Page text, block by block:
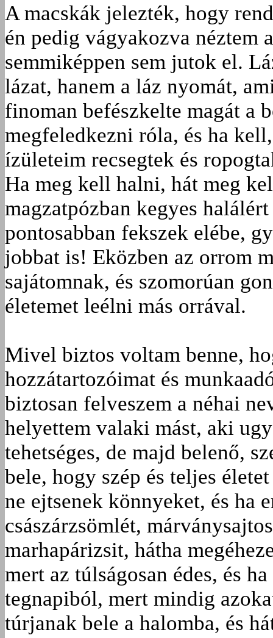
A macskák jelezték, hogy
én pedig vágyakozva néztem
semmiképpen sem jutok el.
lázat, hanem a láz nyomát,
finoman befészkelte magát a
megfeledkezni róla, és ha
ízületeim recsegtek és
Ha meg kell halni, hát meg
magzatpózban kegyes
pontosabban fekszek elébe,
jobbat is! Eközben az orrom
sajátomnak, és szomorúan
életemet leélni más orrával.
Mivel biztos voltam benne,
hozzátartozóimat és
biztosan felveszem a néhai
helyettem valaki mást, aki
tehetséges, de majd belenő,
bele, hogy szép és teljes
ne ejtsenek könnyeket, és ha
császárzsömlét,
marhapárizsit, hátha
mert az túlságosan édes, és
tegnapiból, mert mindig
túrjanak bele a halomba, és